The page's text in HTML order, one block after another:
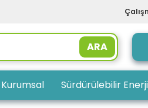
ARA
Kurumsal Sürdürülebilir Enerji